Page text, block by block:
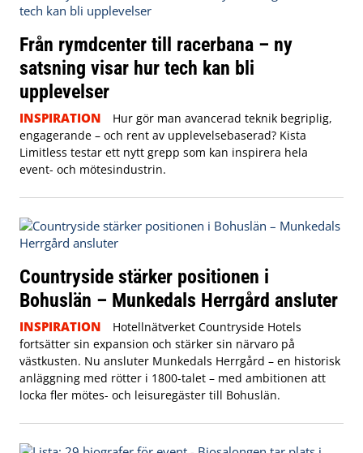
Från rymdcenter till racerbana – ny
satsning visar hur tech kan bli
upplevelser
INSPIRATION
Hur gör man avancerad teknik begriplig,
engagerande – och rent av upplevelsebaserad? Kista
Limitless testar ett nytt grepp som kan inspirera hela
event- och mötesindustrin.
Countryside stärker positionen i
Bohuslän – Munkedals Herrgård ansluter
INSPIRATION
Hotellnätverket Countryside Hotels
fortsätter sin expansion och stärker sin närvaro på
västkusten. Nu ansluter Munkedals Herrgård – en historisk
anläggning med rötter i 1800-talet – med ambitionen att
locka fler mötes- och leisuregäster till Bohuslän.